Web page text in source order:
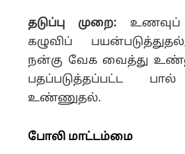
தடுப்பு முறை: உணவுப்
கழுவிப்
நன்கு வேக வைத்து
பதப்படுத்தப்பட்ட
உண்ணுதல்.
போலி மாட்டம்மை